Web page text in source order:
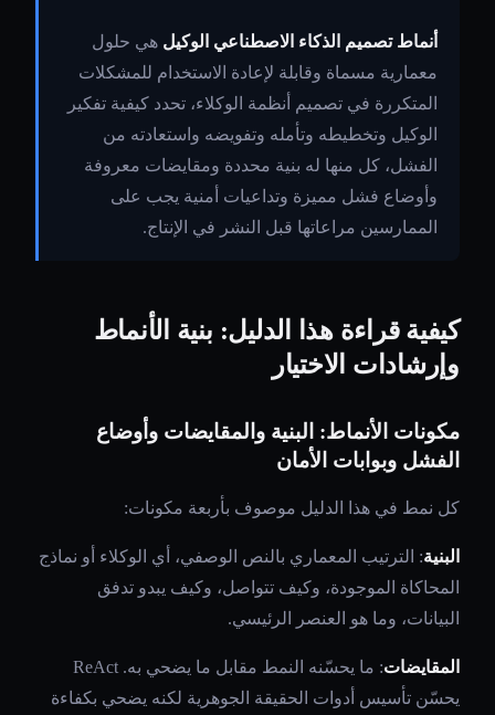
أنماط تصميم الذكاء الاصطناعي الوكيل هي حلول
معمارية مسماة وقابلة لإعادة الاستخدام للمشكلات
المتكررة في تصميم أنظمة الوكلاء، تحدد كيفية تفكير
الوكيل وتخطيطه وتأمله وتفويضه واستعادته من
الفشل، كل منها له بنية محددة ومقايضات معروفة
وأوضاع فشل مميزة وتداعيات أمنية يجب على
الممارسين مراعاتها قبل النشر في الإنتاج.
كيفية قراءة هذا الدليل: بنية الأنماط
وإرشادات الاختيار
مكونات الأنماط: البنية والمقايضات وأوضاع
الفشل وبوابات الأمان
كل نمط في هذا الدليل موصوف بأربعة مكونات:
البنية: الترتيب المعماري بالنص الوصفي، أي الوكلاء أو نماذج
المحاكاة الموجودة، وكيف تتواصل، وكيف يبدو تدفق
البيانات، وما هو العنصر الرئيسي.
المقايضات
: ما يحسّنه النمط مقابل ما يضحي به. ReAct
يحسّن تأسيس أدوات الحقيقة الجوهرية لكنه يضحي بكفاءة